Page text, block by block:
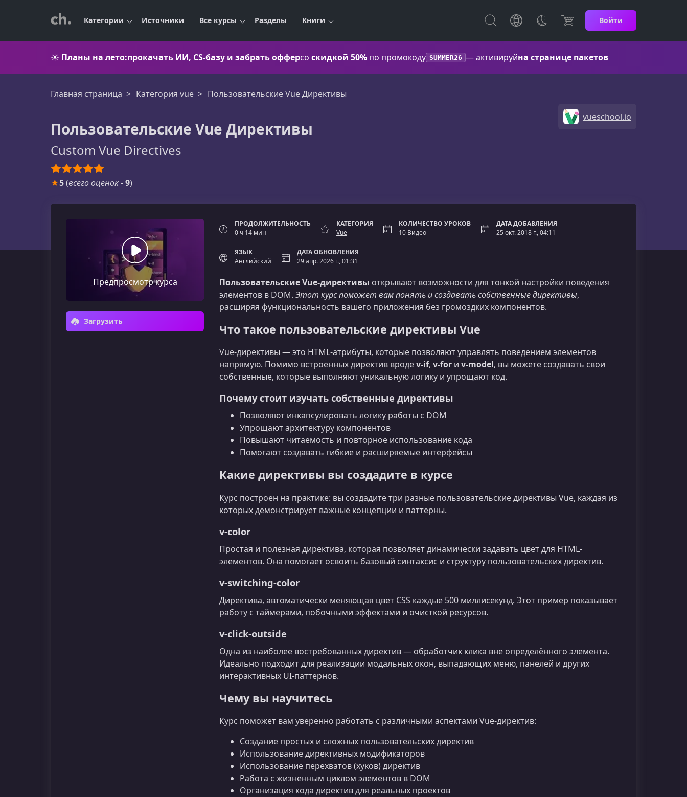
Категории Источники Все курсы Разделы Книги Войти
☀️ Планы на лето:прокачать ИИ, CS-базу и забрать офферсо скидкой 50% по промокоду SUMMER26 — активируйна странице пакетов
Главная страница Категория vue Пользовательские Vue Директивы
Пользовательские Vue Директивы
Custom Vue Directives
vueschool.io
★5(всего оценок-9)
Предпросмотр курса
Загрузить
ПРОДОЛЖИТЕЛЬНОСТЬ
0 ч 14 мин
КАТЕГОРИЯ
Vue
КОЛИЧЕСТВО УРОКОВ
10 Видео
ДАТА ДОБАВЛЕНИЯ
25 окт. 2018 г., 04:11
ЯЗЫК
Английский
ДАТА ОБНОВЛЕНИЯ
29 апр. 2026 г., 01:31
Пользовательские Vue-директивы открывают возможности для тонкой настройки поведения
элементов в DOM. Этот курс поможет вам понять и создавать собственные директивы,
расширяя функциональность вашего приложения без громоздких компонентов.
Что такое пользовательские директивы Vue
Vue-директивы — это HTML-атрибуты, которые позволяют управлять поведением элементов
напрямую. Помимо встроенных директив вродеv-if, v-for и v-model, вы можете создавать свои
собственные, которые выполняют уникальную логику и упрощают код.
Почему стоит изучать собственные директивы
Позволяют инкапсулировать логику работы с DOM
Упрощают архитектуру компонентов
Повышают читаемость и повторное использование кода
Помогают создавать гибкие и расширяемые интерфейсы
Какие директивы вы создадите в курсе
Курс построен на практике: вы создадите три разные пользовательские директивы Vue, каждая из
которых демонстрирует важные концепции и паттерны.
v-color
Простая и полезная директива, которая позволяет динамически задавать цвет для HTML-
элементов. Она помогает освоить базовый синтаксис и структуру пользовательских директив.
v-switching-color
Директива, автоматически меняющая цвет CSS каждые 500 миллисекунд. Этот пример показывает
работу с таймерами, побочными эффектами и очисткой ресурсов.
v-click-outside
Одна из наиболее востребованных директив — обработчик клика вне определённого элемента.
Идеально подходит для реализации модальных окон, выпадающих меню, панелей и других
интерактивных UI-паттернов.
Чему вы научитесь
Курс поможет вам уверенно работать с различными аспектами Vue-директив:
Создание простых и сложных пользовательских директив
Использование директивных модификаторов
Использование перехватов (хуков) директив
Работа с жизненным циклом элементов в DOM
Организация кода директив для реальных проектов